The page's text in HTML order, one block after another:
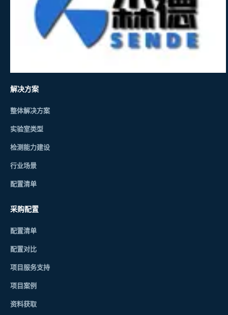
解决方案
整体解决方案
实验室类型
检测能力建设
行业场景
配置清单
采购配置
配置清单
配置对比
项目服务支持
项目案例
资料获取